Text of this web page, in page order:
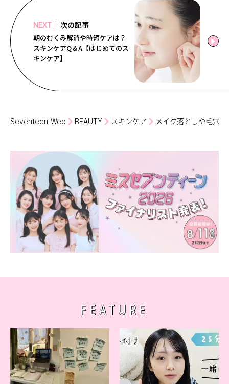
NEXT 次の記事
朝のむくみ解消や時短ケアは？
スキンケアQ＆A【はじめてのス
キンケア】
Seventeen-Web BEAUTY スキンケア メイク落としや毛穴
FEATURE